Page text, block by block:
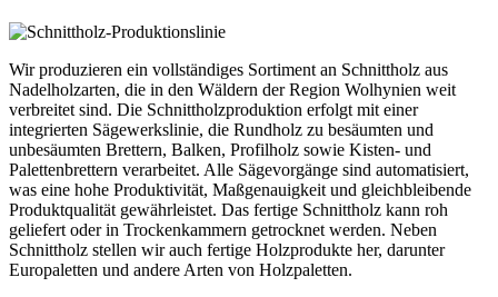
Wir produzieren ein vollständiges Sortiment an Schnittholz aus
Nadelholzarten, die in den Wäldern der Region Wolhynien weit
verbreitet sind. Die Schnittholzproduktion erfolgt mit einer
integrierten Sägewerkslinie, die Rundholz zu besäumten und
unbesäumten Brettern, Balken, Profilholz sowie Kisten- und
Palettenbrettern verarbeitet. Alle Sägevorgänge sind automatisiert,
was eine hohe Produktivität, Maßgenauigkeit und gleichbleibende
Produktqualität gewährleistet. Das fertige Schnittholz kann roh
geliefert oder in Trockenkammern getrocknet werden. Neben
Schnittholz stellen wir auch fertige Holzprodukte her, darunter
Europaletten und andere Arten von Holzpaletten.